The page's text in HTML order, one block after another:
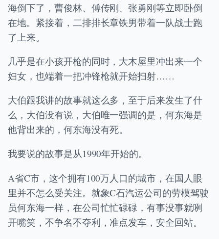
海倒下了，曹俊林、傅传刚、张勇刚等立即卧倒
在地。紧接着，二排排长章铁男带着一队战士跑
了上来。
几乎是在小孩开枪的同时，大木屋里冲出来一个
妇女，也端着一把冲锋枪就开始扫射……
大伯跟我讲的故事就这么多，至于后来发生了什
么，大伯没有说，大伯唯一强调的是，何东海是
他背出来的，何东海没有死。
我要说的故事是从1990年开始的。
A省C市，这个拥有100万人口的城市，在国人眼
里并不怎么受关注。就象C石汽运公司的劳模驾驶
员何东海一样，在公司忙忙碌碌，有事没事就咧
开嘴笑，不争名不夺利，准点发车，安全回站。